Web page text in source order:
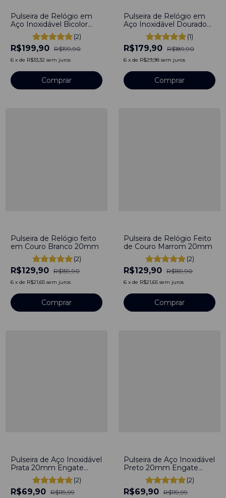
Pulseira de Relógio em
Aço Inoxidável Bicolor
20mm com engate
(2)
R$199,90 R$199,90
6 x de R$33,32 sem juros
Pulseira de Relógio em
Aço Inoxidável Dourado
20mm com engate
(1)
R$179,90 R$189,90
6 x de R$29,98 sem juros
Pulseira de Relógio feito
em Couro Branco 20mm
(2)
R$129,90 R$159,90
6 x de R$21,65 sem juros
Comprar
Pulseira de Relógio Feito
de Couro Marrom 20mm
(2)
R$129,90 R$159,90
6 x de R$21,65 sem juros
Comprar
Pulseira de Aço Inoxidável
Prata 20mm Engate
(2)
R$69,90 R$119,99
Pulseira de Aço Inoxidável
Preto 20mm Engate
(2)
R$69,90 R$119,99